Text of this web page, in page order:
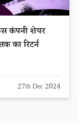
कंपनी शेयर
का रिटर्न
27th Dec 2024